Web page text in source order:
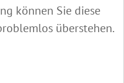
können Sie diese
überstehen.